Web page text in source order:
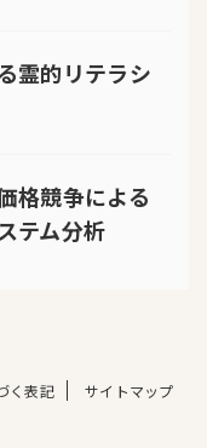
霊的リテラシ
格競争による
テム分析
く表記 サイトマップ